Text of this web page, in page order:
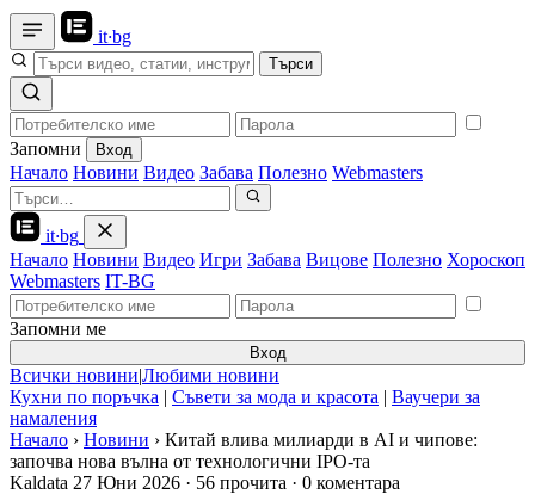
it·bg
Търси
Запомни Вход
Начало Новини Видео Забава Полезно Webmasters
it·bg
Начало Новини Видео Игри Забава Вицове Полезно Хороскоп
Webmasters IT-BG
Запомни ме
Вход
Всички новини|Любими новини
Кухни по поръчка | Съвети за мода и красота | Ваучери за
намаления
Начало › Новини › Китай влива милиарди в AI и чипове:
започва нова вълна от технологични IPO-та
Kaldata 27 Юни 2026 · 56 прочита · 0 коментара